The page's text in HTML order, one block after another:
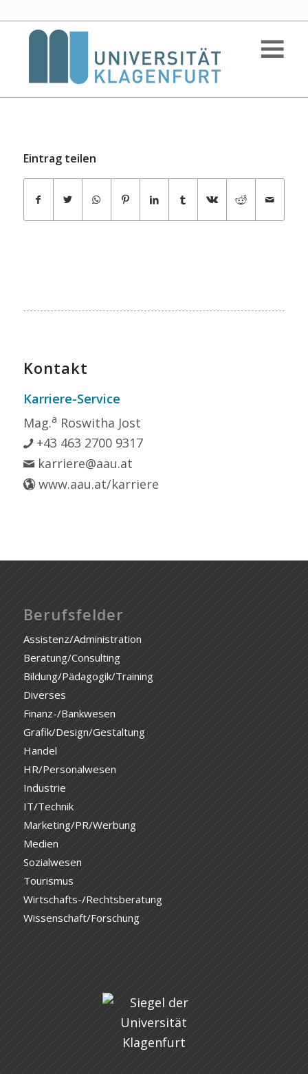
Eintrag teilen
Kontakt
Karriere-Service
Mag.a Roswitha Jost
+43 463 2700 9317
karriere@aau.at
www.aau.at/karriere
Berufsfelder
Assistenz/Administration
Beratung/Consulting
Bildung/Pädagogik/Training
Diverses
Finanz-/Bankwesen
Grafik/Design/Gestaltung
Handel
HR/Personalwesen
Industrie
IT/Technik
Marketing/PR/Werbung
Medien
Sozialwesen
Tourismus
Wirtschafts-/Rechtsberatung
Wissenschaft/Forschung